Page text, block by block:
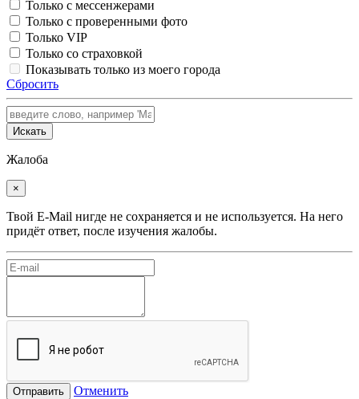
Только с мессенжерами
Только с проверенными фото
Только VIP
Только со страховкой
Показывать только из моего города
Сбросить
Искать
Жалоба
×
Твой E-Mail нигде не сохраняется и не используется. На него
придёт ответ, после изучения жалобы.
Отправить Отменить